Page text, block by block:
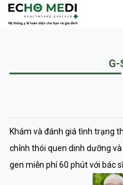
G-
Khám và đánh giá tình trạng
chỉnh thói quen dinh dưỡng
gen miễn phí 60 phút với bác sĩ